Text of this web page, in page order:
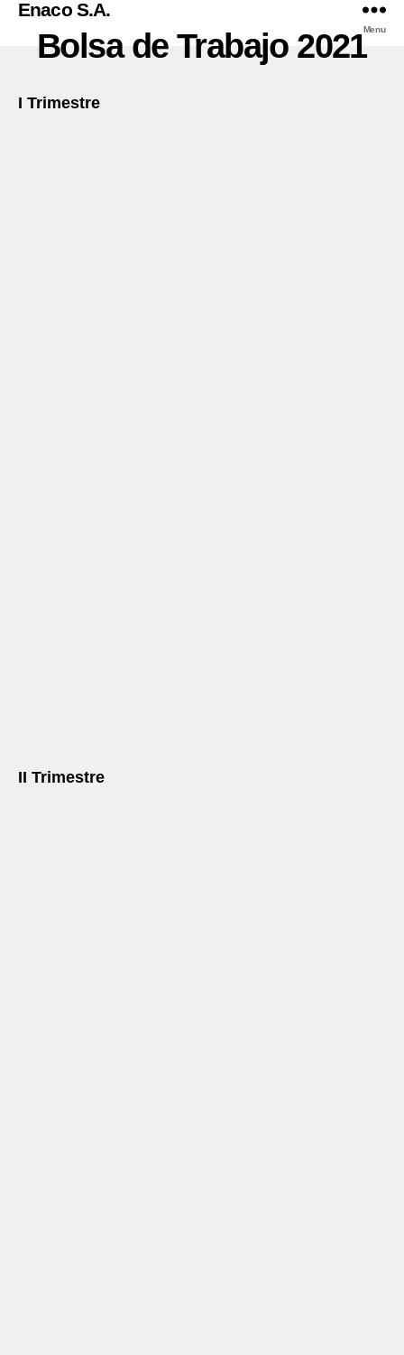
Enaco S.A.
Menu
Bolsa de Trabajo 2021
I Trimestre
II Trimestre